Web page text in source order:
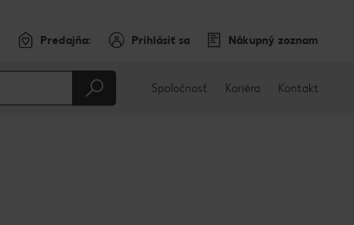
Predajňa: Prihlásiť sa Nákupný zoznam
Spoločnosť Kariéra Kontakt